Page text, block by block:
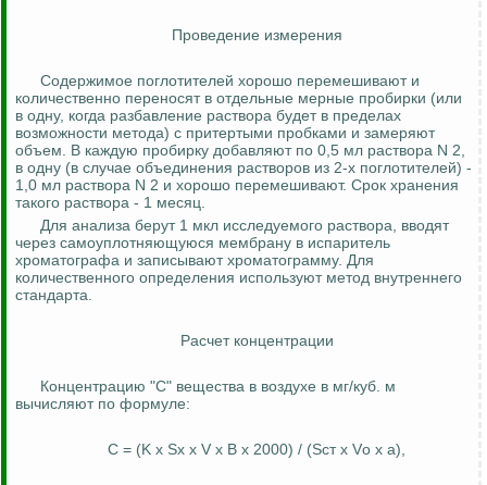
Проведение измерения
Содержимое поглотителей хорошо перемешивают и
количественно переносят в отдельные мерные пробирки (или
в одну, когда разбавление раствора будет в пределах
возможности метода) с притертыми пробками и замеряют
объем. В каждую пробирку добавляют по 0,5 мл раствора N 2,
в одну (в случае объединения растворов из 2-х поглотителей) -
1,0 мл раствора N 2 и хорошо перемешивают. Срок хранения
такого раствора - 1 месяц.
Для анализа берут 1 мкл исследуемого раствора, вводят
через самоуплотняющуюся мембрану в испаритель
хроматографа и записываютхроматограмму. Для
количественного определения используют метод внутреннего
стандарта.
Расчет концентрации
Концентрацию "С" вещества в воздухе в мг/куб. м
вычисляют по формуле:
С = (K х Sх х V х В х 2000) / (Sстх Vо х а),